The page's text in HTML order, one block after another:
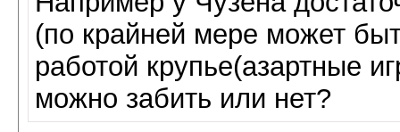
(по крайней мере может
работой крупье(азартные
можно забить или нет?